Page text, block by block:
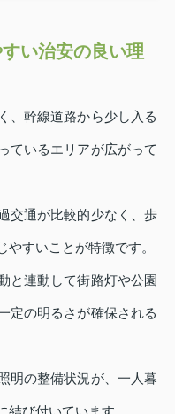
い治安の良い理
、幹線道路から少し入る
ているエリアが広がって
交通が比較的少なく、歩
すいことが特徴です。
と連動して街路灯や公園
定の明るさが確保される
明の整備状況が、一人暮
び付いています。